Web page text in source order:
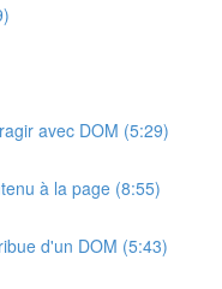
avec DOM (5:29)
à la page (8:55)
d'un DOM (5:43)